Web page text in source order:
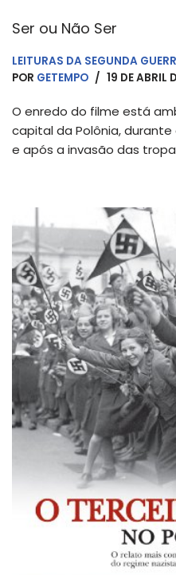
Ser ou Não Ser
LEITURAS DA SEGUNDA
POR GETEMPO 19 DE ABRIL
O enredo do filme está
capital da Polônia,
e após a invasão das